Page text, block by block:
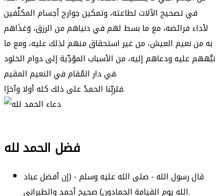
في تصحيح الآلات لطاعته، وتمكين جوارح أجسام المكلَّفين
لأداء فرائضه، مع ما بسط لهم في دنياهم من الرزق، وَغذَاهم
به من نعيم العيش، من غير استحقاق منهم لذلك عليه، ومع ما
نبَّههم عليه ودعاهم إليه، من الأسباب المؤدِّية إلى دوام الخلود
في دار المُقام في النعيم المقيم.
فلربِّنا الحمدُ على ذلك كله أولا وآخرًا.
فضل الحمد لله
قال رسول الله - صلى الله عليه وسلم - (إن أفضل عباد
الله يوم القيامة الحمادون) صحيح أحمد والطبراني.